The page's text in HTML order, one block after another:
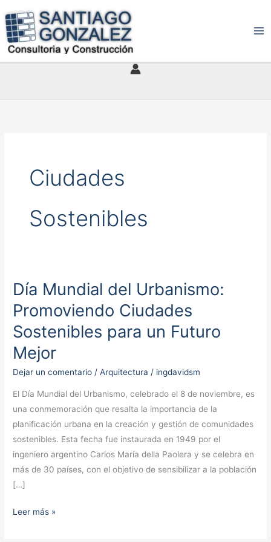
al
contenido
Ciudades
Sostenibles
Día Mundial del Urbanismo:
Promoviendo Ciudades
Sostenibles para un Futuro
Mejor
Dejar un comentario /Arquitectura / ingdavidsm
El Día Mundial del Urbanismo, celebrado el 8 de noviembre, es
una conmemoración que resalta la importancia de la
planificación urbana en la creación y gestión de comunidades
sostenibles. Esta fecha fue instaurada en 1949 por el
ingeniero argentino Carlos María della Paolera y se celebra en
más de 30 países, con el objetivo de sensibilizar a la población
[…]
Día
Urbanismo:
Promoviendo
Ciudades
Sostenibles
para un
Futuro
Mejor
Leer más »